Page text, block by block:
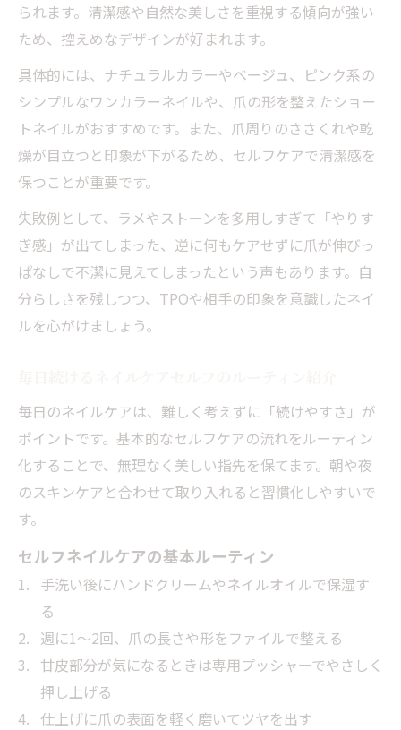
られます。清潔感や自然な美しさを重視する傾向が強い
ため、控えめなデザインが好まれます。
具体的には、ナチュラルカラーやベージュ、ピンク系の
シンプルなワンカラーネイルや、爪の形を整えたショー
トネイルがおすすめです。また、爪周りのささくれや乾
燥が目立つと印象が下がるため、セルフケアで清潔感を
保つことが重要です。
失敗例として、ラメやストーンを多用しすぎて「やりす
ぎ感」が出てしまった、逆に何もケアせずに爪が伸びっ
ぱなしで不潔に見えてしまったという声もあります。自
分らしさを残しつつ、TPOや相手の印象を意識したネイ
ルを心がけましょう。
毎日のネイルケアは、難しく考えずに「続けやすさ」が
ポイントです。基本的なセルフケアの流れをルーティン
化することで、無理なく美しい指先を保てます。朝や夜
のスキンケアと合わせて取り入れると習慣化しやすいで
す。
セルフネイルケアの基本ルーティン
手洗い後にハンドクリームやネイルオイルで保湿す
る
週に1〜2回、爪の長さや形をファイルで整える
甘皮部分が気になるときは専用プッシャーでやさしく
押し上げる
仕上げに爪の表面を軽く磨いてツヤを出す